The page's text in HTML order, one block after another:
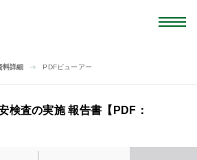
料詳細 PDFビューアー
検査の実施 報告書【PDF：